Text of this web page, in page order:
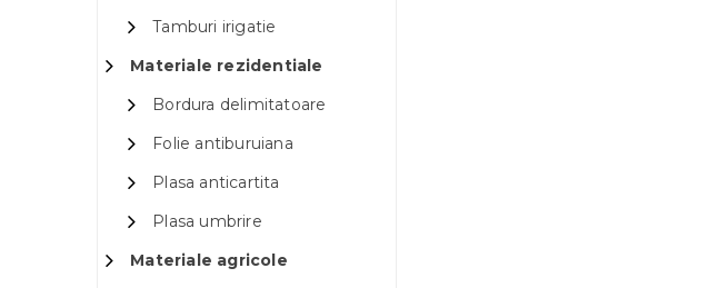
Tamburi irigatie
Materiale rezidentiale
Bordura delimitatoare
Folie antiburuiana
Plasa anticartita
Plasa umbrire
Materiale agricole